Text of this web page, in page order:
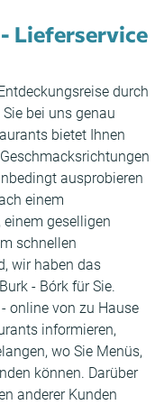
Lieferservice
durch
bei uns genau
bietet Ihnen
ausprobieren
einem
geselligen
schnellen
wir haben das
- Bórk für Sie.
online von zu Hause
informieren,
wo Sie Menüs,
können. Darüber
anderer Kunden